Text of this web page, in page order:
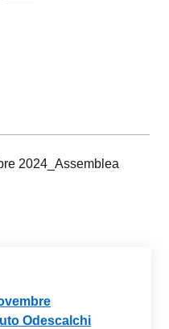
2024_Assemblea
Odescalchi